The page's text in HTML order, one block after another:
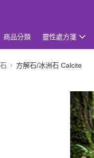
商品分類 靈性處方箋
方解石/冰洲石 Calcite